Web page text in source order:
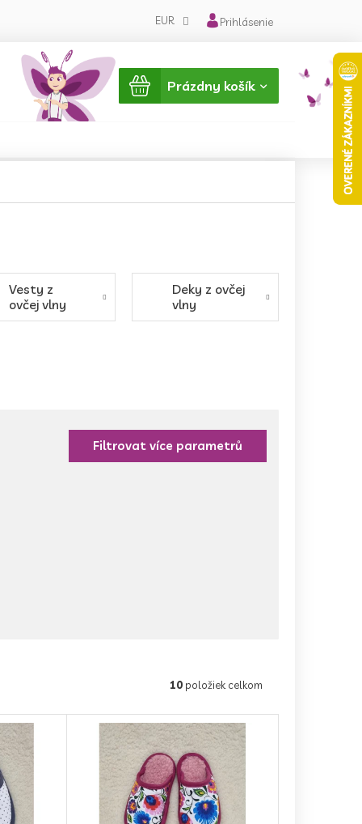
EUR Prihlásenie
Nákupný
košík
Prázdny košík
Vesty z
ovčej vlny
Deky z ovčej
vlny
10 položiek celkom